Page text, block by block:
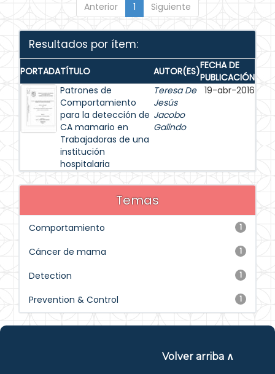
Anterior 1 Siguiente
Resultados por ítem:
PORTADATÍTULO AUTOR(ES)FECHA DE
PUBLICACIÓN
Patrones de
Comportamiento
para la detección de
CA mamario en
Trabajadoras de una
institución
hospitalaria
Teresa De
Jesús
Jacobo
Galindo
19-abr-2016
Temas
1
Comportamiento
1
Cáncer de mama
1
Detection
1
Prevention & Control
Volver arriba ∧